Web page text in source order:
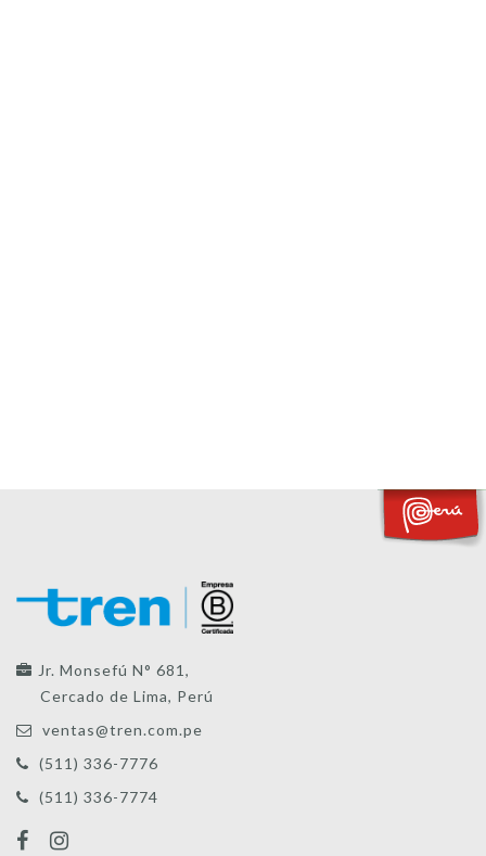
Jr. Monsefú N° 681,
Cercado de Lima, Perú
ventas@tren.com.pe
(511) 336-7776
(511) 336-7774